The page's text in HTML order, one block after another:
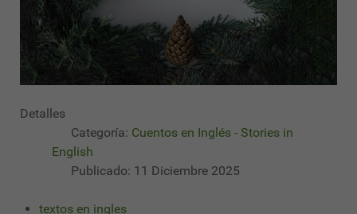
Detalles
Categoría: Cuentos en Inglés - Stories in
English
Publicado: 11 Diciembre 2025
textos en ingles